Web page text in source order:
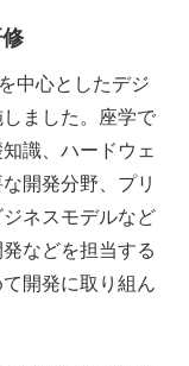
中心としたデジ
ました。座学で
識、ハードウェ
開発分野、プリ
ネスモデルなど
などを担当する
開発に取り組ん